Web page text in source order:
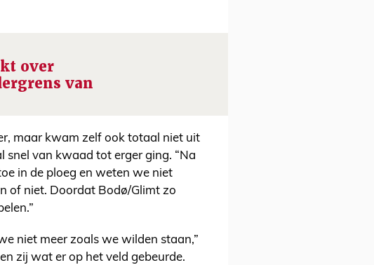
over
van
maar kwam zelf ook totaal niet uit
snel van kwaad tot erger ging. “Na
in de ploeg en weten we niet
of niet. Doordat Bodø/Glimt zo
niet meer zoals we wilden staan,”
zij wat er op het veld gebeurde.